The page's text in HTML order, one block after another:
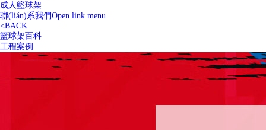
成人籃球架
聯(lián)系我們Open link menu
<BACK
籃球架百科
工程案例